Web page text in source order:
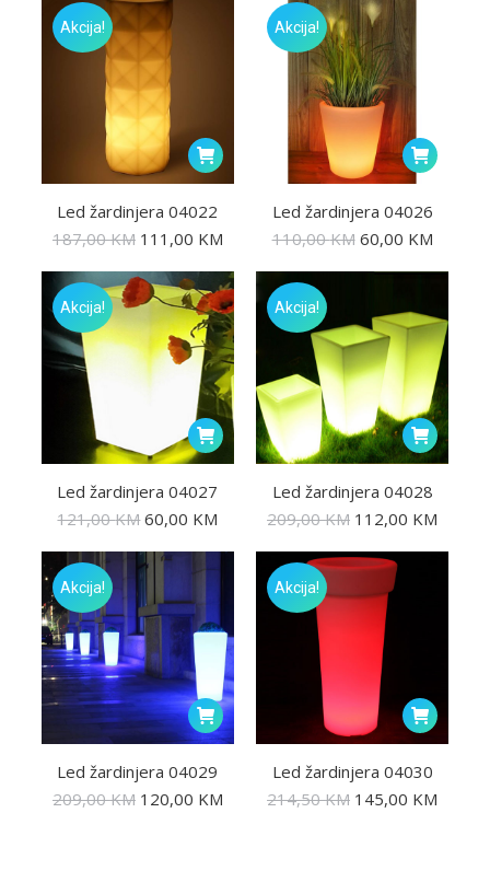
Akcija!
Led žardinjera 04022
187,00KM 111,00 KM
Akcija!
Led žardinjera 04026
110,00KM 60,00 KM
Akcija!
Led žardinjera 04027
121,00KM 60,00 KM
Akcija!
Led žardinjera 04028
209,00KM 112,00 KM
Akcija!
Led žardinjera 04029
209,00KM 120,00 KM
Akcija!
Led žardinjera 04030
214,50KM 145,00 KM